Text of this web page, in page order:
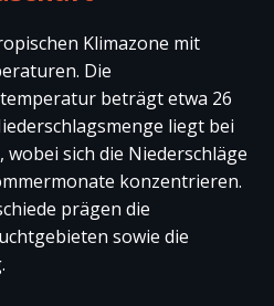
Klimazone mit
Die
beträgt etwa 26
liegt bei
wobei sich die Niederschläge
konzentrieren.
prägen die
sowie die